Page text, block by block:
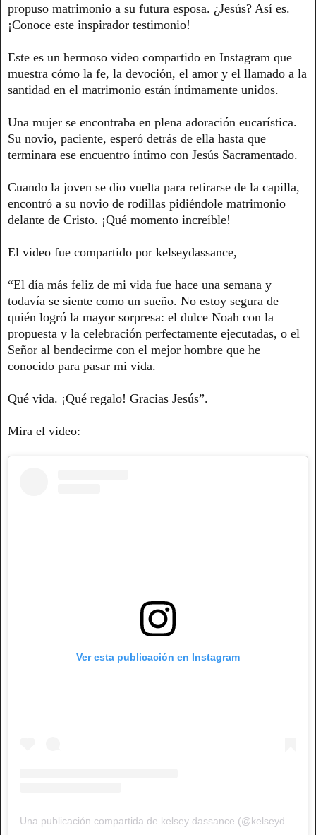
propuso matrimonio a su futura esposa. ¿Jesús? Así es.
¡Conoce este inspirador testimonio!
Este es un hermoso video compartido en Instagram que
muestra cómo la fe, la devoción, el amor y el llamado a la
santidad en el matrimonio están íntimamente unidos.
Una mujer se encontraba en plena adoración eucarística.
Su novio, paciente, esperó detrás de ella hasta que
terminara ese encuentro íntimo con Jesús Sacramentado.
Cuando la joven se dio vuelta para retirarse de la capilla,
encontró a su novio de rodillas pidiéndole matrimonio
delante de Cristo. ¡Qué momento increíble!
El video fue compartido por kelseydassance,
“El día más feliz de mi vida fue hace una semana y
todavía se siente como un sueño. No estoy segura de
quién logró la mayor sorpresa: el dulce Noah con la
propuesta y la celebración perfectamente ejecutadas, o el
Señor al bendecirme con el mejor hombre que he
conocido para pasar mi vida.
Qué vida. ¡Qué regalo! Gracias Jesús”.
Mira el video:
Ver esta publicación en Instagram